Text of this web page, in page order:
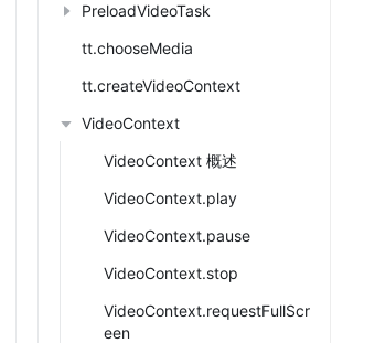
PreloadVideoTask
tt.chooseMedia
tt.createVideoContext
VideoContext
VideoContext 概述
VideoContext.play
VideoContext.pause
VideoContext.stop
VideoContext.requestFullScr
een